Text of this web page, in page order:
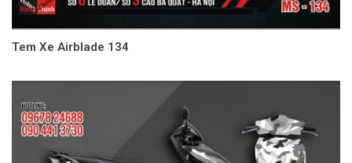
Tem Xe Airblade 134